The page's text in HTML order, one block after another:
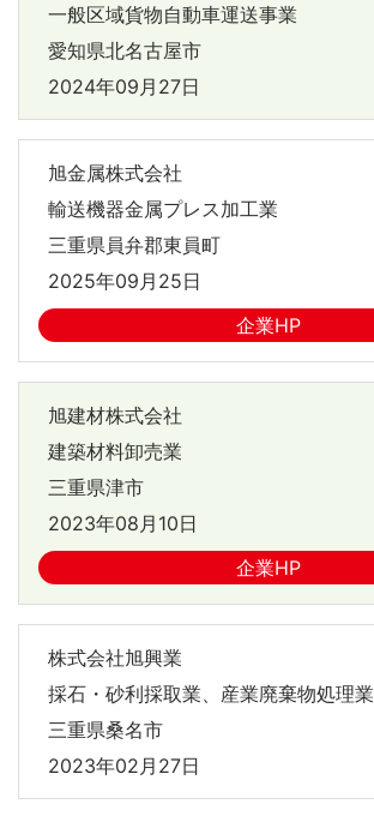
一般区域貨物自動車運送事業
愛知県北名古屋市
2024年09月27日
旭金属株式会社
輸送機器金属プレス加工業
三重県員弁郡東員町
2025年09月25日
企業HP
旭建材株式会社
建築材料卸売業
三重県津市
2023年08月10日
企業HP
株式会社旭興業
採石・砂利採取業、産業廃棄物処理業
三重県桑名市
2023年02月27日